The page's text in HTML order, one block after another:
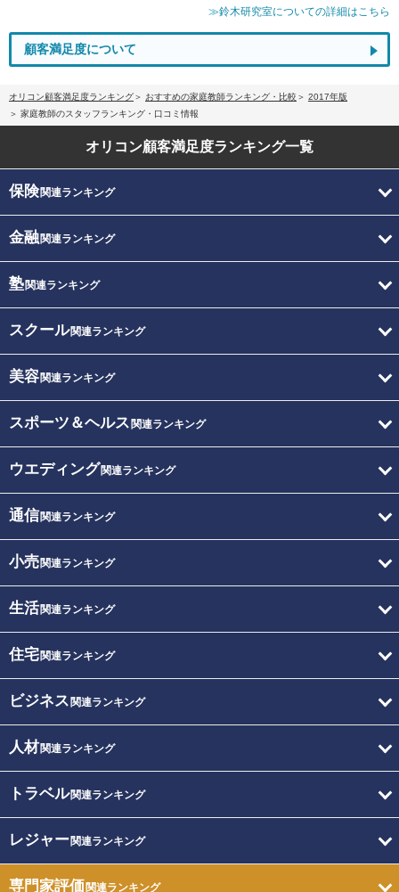
≫鈴木研究室についての詳細はこちら
顧客満足度について
オリコン顧客満足度ランキング おすすめの家庭教師ランキング・比較
2017年版
家庭教師のスタッフランキング・口コミ情報
オリコン顧客満足度ランキング一覧
保険関連ランキング
金融関連ランキング
塾関連ランキング
スクール関連ランキング
美容関連ランキング
スポーツ＆ヘルス 関連ランキング
ウエディング関連ランキング
通信関連ランキング
小売関連ランキング
生活関連ランキング
住宅関連ランキング
ビジネス 関連ランキング
人材関連ランキング
トラベル関連ランキング
レジャー関連ランキング
専門家評価関連ランキング